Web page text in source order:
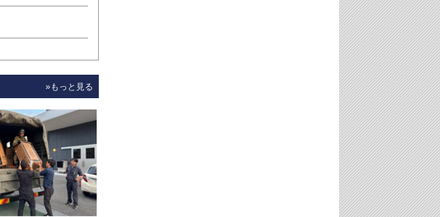
»もっと見る